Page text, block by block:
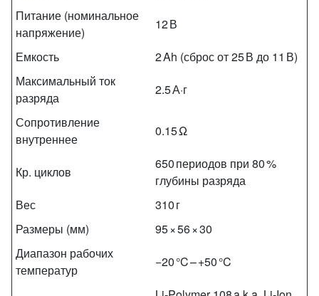
Питание (номинальное
напряжение)
12 В
Емкость
2 Ah (сброс от 25 В до 11 В)
Максимальный ток
разряда
2.5 А·г
Сопротивление
внутреннее
0.15 Ω
Кр. циклов
650 периодов при 80 %
глубины разряда
Вес
310 г
Размеры (мм)
95 × 56 × 30
Диапазон рабочих
температур
−20 °C – +50 °C